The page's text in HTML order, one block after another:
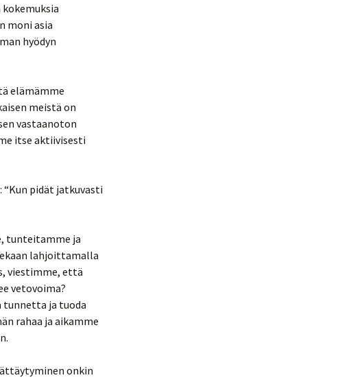
moni asia
hyödyn
elämämme
meistä on
vastaanoton
itse aktiivisesti
pidät jatkuvasti
tunteitamme ja
lahjoittamalla
viestimme, että
vetovoima?
tunnetta ja tuoda
rahaa ja aikamme
onkin